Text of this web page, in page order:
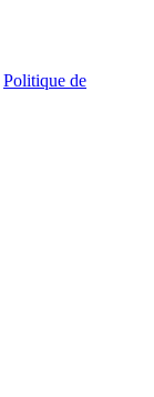
Politique de